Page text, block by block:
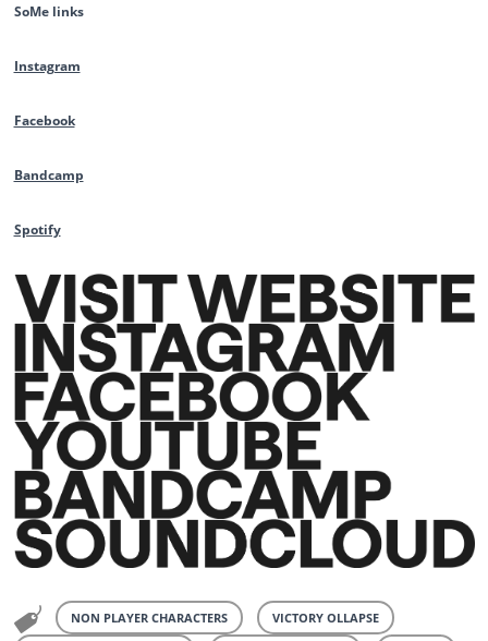
SoMe links
Instagram
Facebook
Bandcamp
Spotify
NON PLAYER CHARACTERS VICTORY OLLAPSE